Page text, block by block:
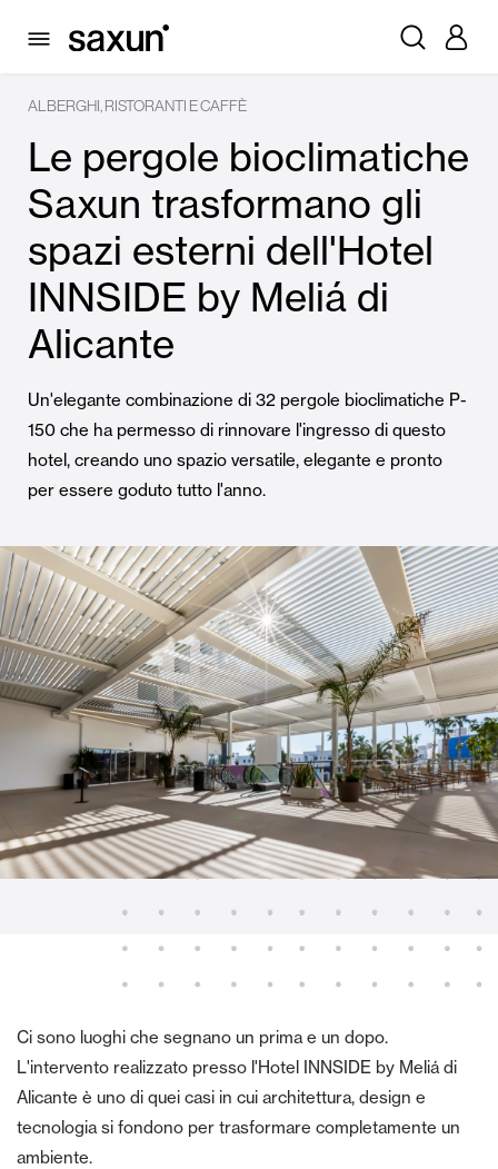
ALBERGHI, RISTORANTI E CAFFÈ
Le pergole bioclimatiche
Saxun trasformano gli
spazi esterni dell'Hotel
INNSIDE by Meliá di
Alicante
Un'elegante combinazione di 32 pergole bioclimatiche P-
150 che ha permesso di rinnovare l'ingresso di questo
hotel, creando uno spazio versatile, elegante e pronto
per essere goduto tutto l'anno.
Ci sono luoghi che segnano un prima e un dopo.
L'intervento realizzato presso l'Hotel INNSIDE by Meliá di
Alicante è uno di quei casi in cui architettura, design e
tecnologia si fondono per trasformare completamente un
ambiente.